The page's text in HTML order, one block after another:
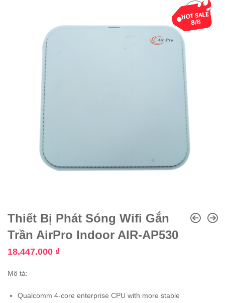
Thiết Bị Phát Sóng Wifi Gắn
Trần AirPro Indoor AIR-AP530
18.447.000 ₫
Mô tả:
Qualcomm 4-core enterprise CPU with more stable